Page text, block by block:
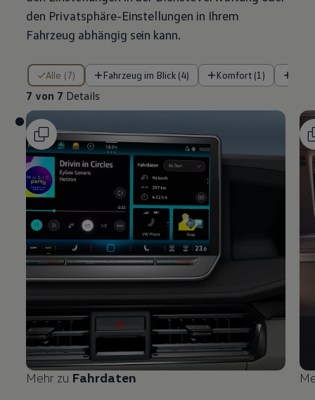
den Privatsphäre-Einstellungen in Ihrem
Fahrzeug abhängig sein kann.
Alle (7) Fahrzeug im Blick (4) Komfort (1)
7 von 7 Details
7 von 7 Details
Mehr zu Fahrdaten